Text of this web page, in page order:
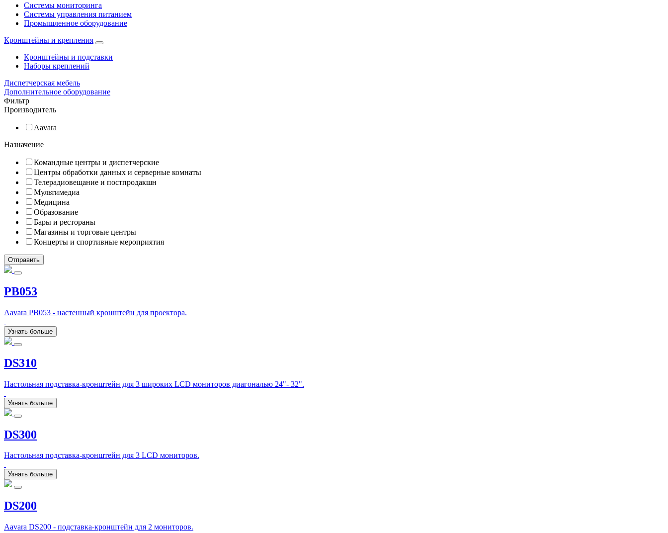
Системы мониторинга
Системы управления питанием
Промышленное оборудование
Кронштейны и крепления
Кронштейны и подставки
Наборы креплений
Диспетчерская мебель
Дополнительное оборудование
Фильтр
Производитель
Aavara
Назначение
Командные центры и диспетчерские
Центры обработки данных и серверные комнаты
Телерадиовещание и постпродакшн
Мультимедиа
Медицина
Образование
Бары и рестораны
Магазины и торговые центры
Концерты и спортивные мероприятия
PB053
Aavara PB053 - настенный кронштейн для проектора.
Узнать больше
DS310
Настольная подставка-кронштейн для 3 широких LCD мониторов диагональю 24"- 32".
Узнать больше
DS300
Настольная подставка-кронштейн для 3 LCD мониторов.
Узнать больше
DS200
Aavara DS200 - подставка-кронштейн для 2 мониторов.